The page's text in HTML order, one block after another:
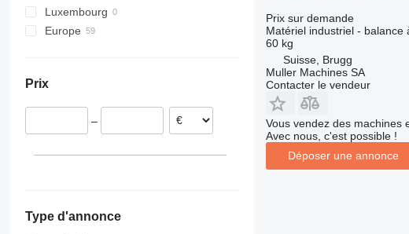
XRHS
XRVS
V-series
StitchLiner
VAC
Luxembourg
Europe
France
Suisse
Prix
–
Type d'annonce
Prix sur demande
Matériel industriel - balance
60 kg
Suisse, Brugg
Muller Machines SA
Contacter le vendeur
Vous vendez des machines
Avec nous, c'est possible !
Déposer une annonce